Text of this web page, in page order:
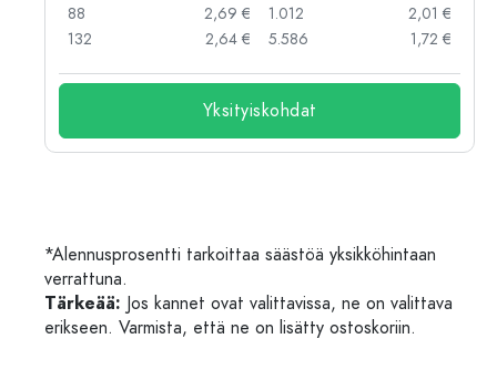
88
2,69 €
132
2,64 €
1.012
2,01 €
5.586
1,72 €
Yksityiskohdat
*Alennusprosentti tarkoittaa säästöä yksikköhintaan
verrattuna.
Tärkeää: Jos kannet ovat valittavissa, ne on valittava
erikseen. Varmista, että ne on lisätty ostoskoriin.